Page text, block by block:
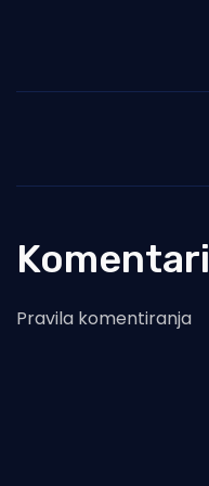
Komentari
Pravila komentiranja